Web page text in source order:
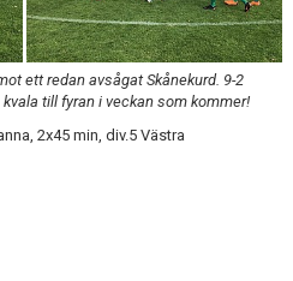
ett redan avsågat Skånekurd. 9-2
till fyran i veckan som kommer!
2x45 min, div.5 Västra